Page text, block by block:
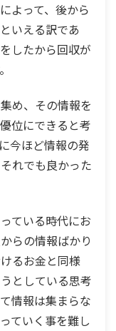
よって、後から
いえる訳であ
したから回収が
め、その情報を
位にできると考
今ほど情報の発
れでも良かった
ている時代にお
らの情報ばかり
るお金と同様
としている思考
情報は集まらな
ていく事を難し